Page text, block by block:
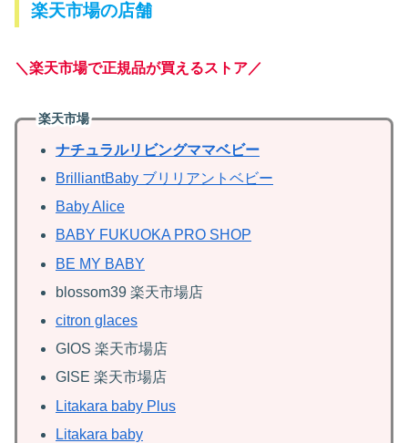
楽天市場の店舗
＼楽天市場で正規品が買えるストア／
楽天市場
ナチュラルリビングママベビー
BrilliantBaby ブリリアントベビー
Baby Alice
BABY FUKUOKA PRO SHOP
BE MY BABY
blossom39 楽天市場店
citron glaces
GIOS 楽天市場店
GISE 楽天市場店
Litakara baby Plus
Litakara baby